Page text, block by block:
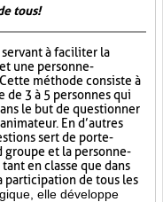
tous!
à faciliter la
une personne-
méthode consiste à
de 3 à 5 personnes qui
le but de questionner
En d’autres
sert de porte-
groupe et la personne-
en classe que dans
participation de tous les
elle développe